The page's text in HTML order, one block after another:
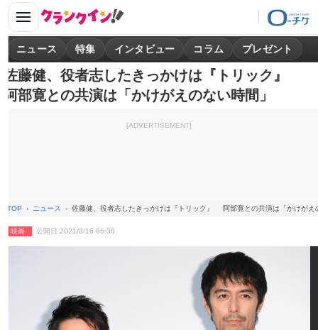
ニュース 特集 インタビュー コラム プレゼント
佐藤健、役者志したきっかけは『トリック』
阿部寛との共演は「かけがえのない時間」
[ADVERTISEMENT]
TOP ニュース 佐藤健、役者志したきっかけは『トリック』 阿部寛との共演は「かけがえ
映画 公開日 2021/8/16 06:30